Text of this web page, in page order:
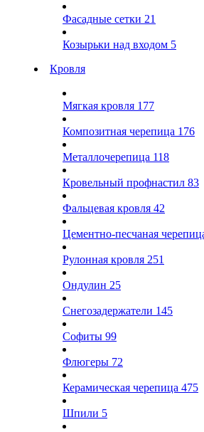
Фасадные сетки 21
Козырьки над входом 5
Кровля
Мягкая кровля 177
Композитная черепица 176
Металлочерепица 118
Кровельный профнастил 83
Фальцевая кровля 42
Цементно-песчаная
Рулонная кровля 251
Ондулин 25
Снегозадержатели 145
Софиты 99
Флюгеры 72
Керамическая черепица 475
Шпили 5